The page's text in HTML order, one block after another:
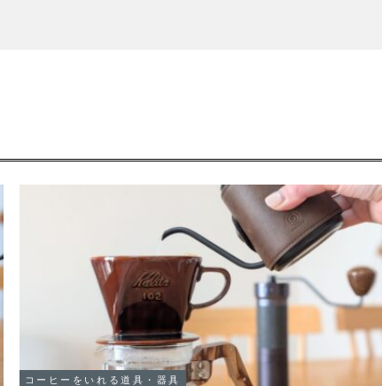
コーヒーをいれる道具・器具